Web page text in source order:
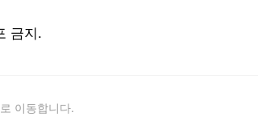
금지.
이동합니다.